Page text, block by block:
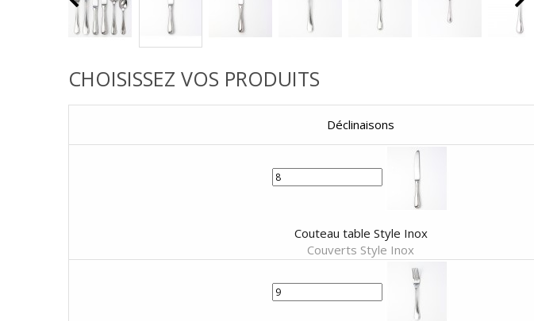
CHOISISSEZ VOS PRODUITS
Déclinaisons
Couteau table Style Inox
Couverts Style Inox